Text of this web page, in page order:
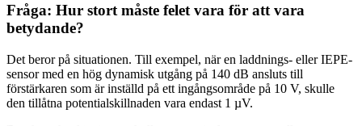
Fråga: Hur stort måste felet vara för att vara
betydande?
Det beror på situationen. Till exempel, när en laddnings- eller IEPE-
sensor med en hög dynamisk utgång på 140 dB ansluts till
förstärkaren som är inställd på ett ingångsområde på 10 V, skulle
den tillåtna potentialskillnaden vara endast 1 µV.